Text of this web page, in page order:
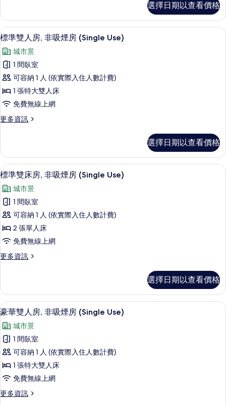
房
的
所
有
相
片
雙
人
房,
吸
煙
房
的
詳
情
選擇日期以查看價格
顯
示
標
準
雙
人
非
煙
房
(Single
Use)
的
所
有
相
片
5
標準雙人房, 非吸煙房 (Single Use)
城市景
1 間臥室
可容納 1 人 (依實際入住人數計費)
1 張特大雙人床
免費無線上網
更多資訊
更
雙
人
房,
吸
煙
房
(Single
Use)
的
詳
情
選擇日期以查看價格
顯
示
標
準
雙
床
非
煙
房
(Single
Use)
的
所
有
相
片
6
標準雙床房, 非吸煙房 (Single Use)
城市景
1 間臥室
可容納 1 人 (依實際入住人數計費)
2 張單人床
免費無線上網
更多資訊
更
雙
床
房,
吸
煙
房
(Single
Use)
的
詳
情
選擇日期以查看價格
顯
示
豪
華
雙
人
非
5
豪華雙人房, 非吸煙房 (Single Use)
城市景
1 間臥室
可容納 1 人 (依實際入住人數計費)
1 張特大雙人床
免費無線上網
更多資訊
更